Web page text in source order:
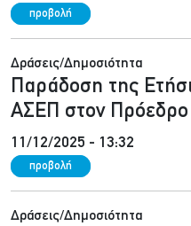
προβολή
Δράσεις/Δημοσιότητα
Παράδοση της
ΑΣΕΠ στον
11/12/2025 - 13:32
προβολή
Δράσεις/Δημοσιότητα